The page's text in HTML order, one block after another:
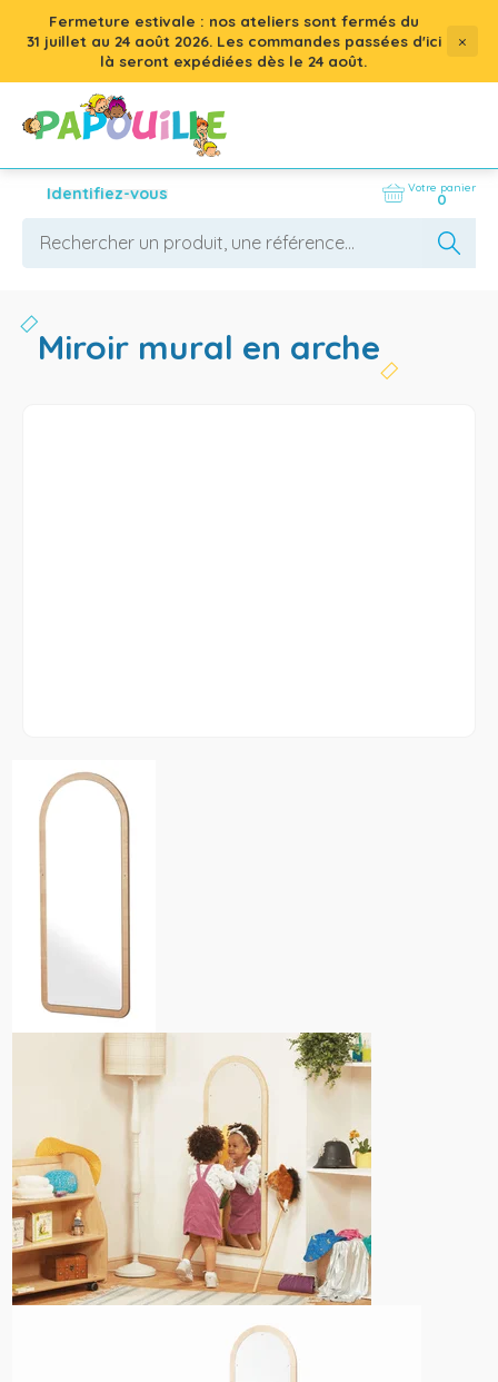
Fermeture estivale : nos ateliers sont fermés du
31 juillet au 24 août 2026. Les commandes passées d'ici
là seront expédiées dès le 24 août.
×
Identifiez-vous Votre panier
0
miroir mural en arche